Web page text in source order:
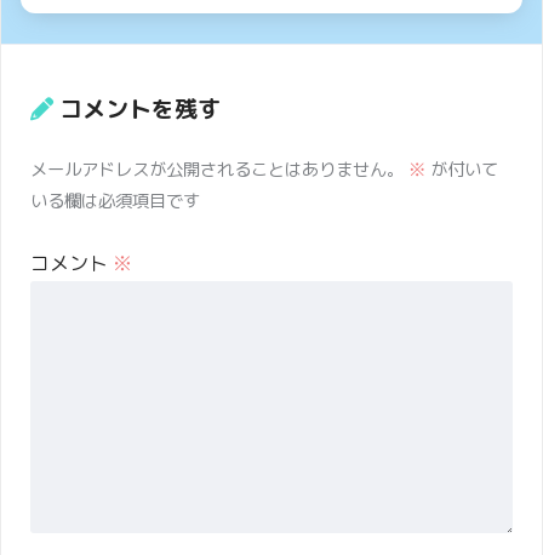
コメントを残す
メールアドレスが公開されることはありません。 ※ が付いて
いる欄は必須項目です
コメント ※